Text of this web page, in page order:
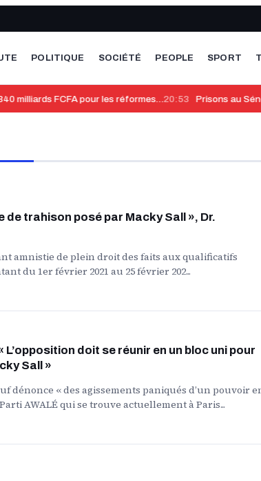
POLITIQUE SOCIÉTÉ PEOPLE SPORT
milliards FCFA pour les réformes… 20:53 Prisons au
de trahison posé par Macky Sall », Dr.
amnistie de plein droit des faits aux qualificatifs
du 1er février 2021 au 25 février 202...
doit se réunir en un bloc uni pour
Sall »
dénonce « des agissements paniqués d’un pouvoir
AWALÉ qui se trouve actuellement à Paris...